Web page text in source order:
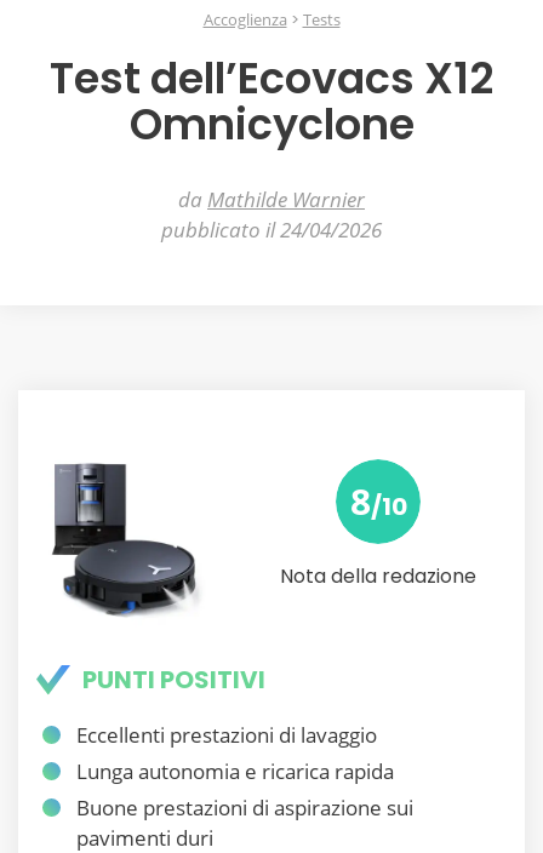
Accoglienza Tests
Test dell’Ecovacs X12
Omnicyclone
da Mathilde Warnier
pubblicato il 24/04/2026
8/10
Nota della redazione
PUNTI POSITIVI
Eccellenti prestazioni di lavaggio
Lunga autonomia e ricarica rapida
Buone prestazioni di aspirazione sui
pavimenti duri